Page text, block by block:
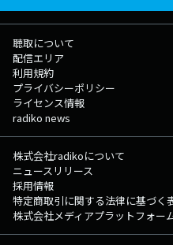
聴取について
配信エリア
利用規約
プライバシーポリシー
ライセンス情報
radiko news
株式会社radikoについて
ニュースリリース
採用情報
特定商取引に関する法律に基づく
株式会社メディアプラットフォー